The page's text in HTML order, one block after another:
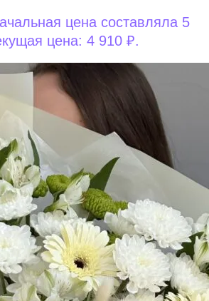
цена составляла 5
цена: 4 910 ₽.